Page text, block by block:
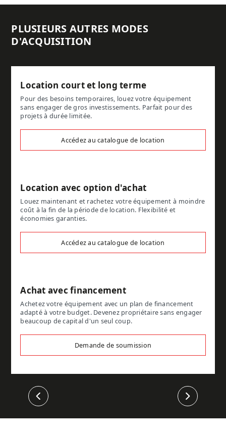
PLUSIEURS AUTRES MODES
D'ACQUISITION
Location court et long terme
Pour des besoins temporaires, louez votre équipement
sans engager de gros investissements. Parfait pour des
projets à durée limitée.
Accédez au catalogue de location
Location avec option d'achat
Louez maintenant et rachetez votre équipement à moindre
coût à la fin de la période de location. Flexibilité et
économies garanties.
Accédez au catalogue de location
Achat avec financement
Achetez votre équipement avec un plan de financement
adapté à votre budget. Devenez propriétaire sans engager
beaucoup de capital d'un seul coup.
Demande de soumission
Précédent Suivant